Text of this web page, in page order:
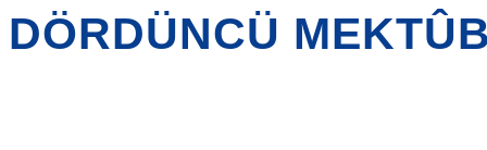
DÖRDÜNCÜ